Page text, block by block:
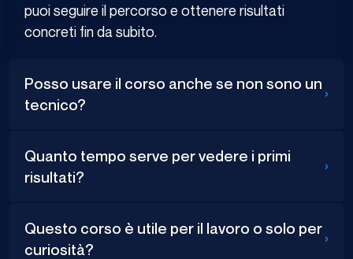
puoi seguire il percorso e ottenere risultati
concreti fin da subito.
Posso usare il corso anche se non sono un
tecnico?
›
Quanto tempo serve per vedere i primi
risultati?
›
Questo corso è utile per il lavoro o solo per
curiosità?
›